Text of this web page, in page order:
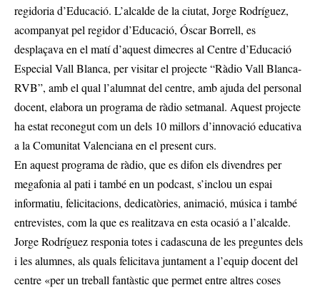
regidoria d’Educació. L’alcalde de la ciutat, Jorge Rodríguez,
acompanyat pel regidor d’Educació, Óscar Borrell, es
desplaçava en el matí d’aquest dimecres al Centre d’Educació
Especial Vall Blanca, per visitar el projecte “Ràdio Vall Blanca-
RVB”, amb el qual l’alumnat del centre, amb ajuda del personal
docent, elabora un programa de ràdio setmanal. Aquest projecte
ha estat reconegut com un dels 10 millors d’innovació educativa
a la Comunitat Valenciana en el present curs.
En aquest programa de ràdio, que es difon els divendres per
megafonia al pati i també en un podcast, s’inclou un espai
informatiu, felicitacions, dedicatòries, animació, música i també
entrevistes, com la que es realitzava en esta ocasió a l’alcalde.
Jorge Rodríguez responia totes i cadascuna de les preguntes dels
i les alumnes, als quals felicitava juntament a l’equip docent del
centre «per un treball fantàstic que permet entre altres coses